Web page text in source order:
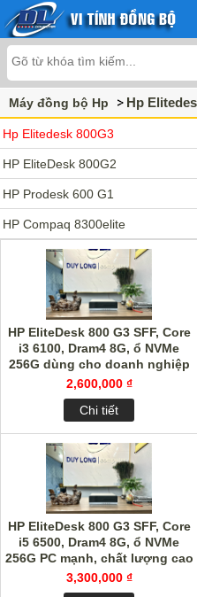
Máy đồng bộ Hp Hp
Hp Elitedesk 800G3
HP EliteDesk 800G2
HP Prodesk 600 G1
HP Compaq 8300elite
HP EliteDesk 800 G3 SFF, Core
i3 6100, Dram4 8G, ổ NVMe
256G dùng cho doanh nghiệp
văn phòng
2,600,000 ₫
Chi tiết
HP EliteDesk 800 G3 SFF, Core
i5 6500, Dram4 8G, ổ NVMe
256G PC mạnh, chất lượng cao
giá rẻ
3,300,000 ₫